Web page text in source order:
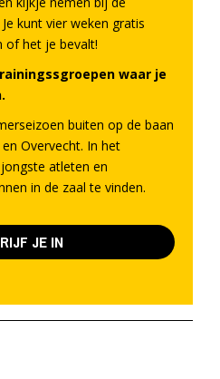
kunt vier weken gratis
of het je bevalt!
waar je
buiten op de baan
Overvecht. In het
atleten en
in de zaal te vinden.
JE IN